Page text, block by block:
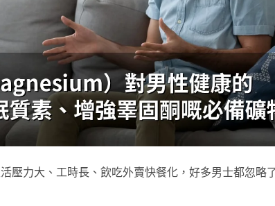
壓力大、工時長、飲吃外賣快餐化，好多男士都忽略